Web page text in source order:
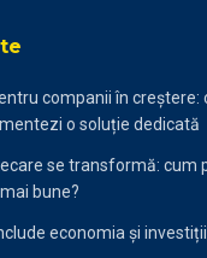
companii în creștere:
o soluție dedicată
se transformă: cum
bune?
economia și